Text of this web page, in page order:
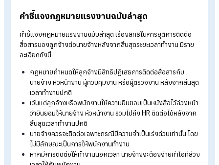
อธิบายง่าย ๆ ว่าหลังเลิกงานแล้วลูกจ้างสามารถไม่รับสาย รับตอบ
ไลน์ หรือช่องทางการติดต่อต่าง ๆ จากนายจ้างได้ ยกเว้นได้รับการ
ยินยอมเป็นลายลักษณ์อักษรก่อนนั่นเอง
สาระสำคัญของกฎหมายแรงงานฉบับ
ล่าสุดที่ HR ต้องรู้
ในส่วนของมาตรา 23/1 ในเรื่องของสิทธิในการยุติการติดต่อสื่อส
ของลูกจ้างต่อนายจ้างหลังจากสิ้นสุดระยะเวลาทำงาน เป็นการนำ
หลักการเรื่องสิทธิในการยุติการติดต่อสื่อสารของลูกจ้างหลังจา